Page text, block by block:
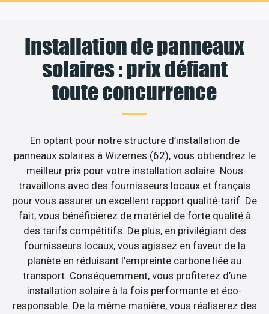
Installation de panneaux
solaires : prix défiant
toute concurrence
En optant pour notre structure d’installation de
panneaux solaires à Wizernes (62), vous obtiendrez le
meilleur prix pour votre installation solaire. Nous
travaillons avec des fournisseurs locaux et français
pour vous assurer un excellent rapport qualité-tarif. De
fait, vous bénéficierez de matériel de forte qualité à
des tarifs compétitifs. De plus, en privilégiant des
fournisseurs locaux, vous agissez en faveur de la
planète en réduisant l’empreinte carbone liée au
transport. Conséquemment, vous profiterez d’une
installation solaire à la fois performante et éco-
responsable. De la même manière, vous réaliserez des